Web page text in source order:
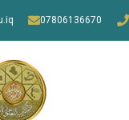
07806136670